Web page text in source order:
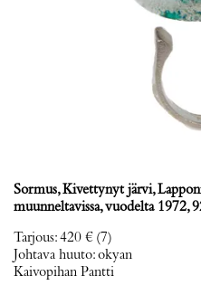
Sormus, Kivettynyt järvi,
muunneltavissa, vuodelta 1972,
Tarjous:420 € (7)
Johtava huuto:okyan
Kaivopihan Pantti